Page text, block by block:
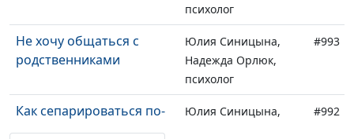
психолог
Не хочу общаться с
родственниками
Юлия Синицына,
Надежда Орлюк,
психолог
#993
Как сепарироваться по-
взрослому
Юлия Синицына,
#992